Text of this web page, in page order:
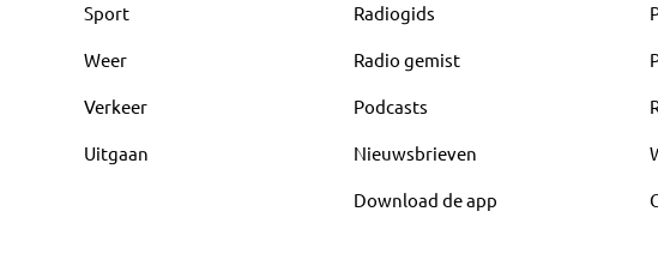
Sport
Weer
Verkeer
Uitgaan
Radiogids
Radio gemist
Podcasts
Nieuwsbrieven
Download de app